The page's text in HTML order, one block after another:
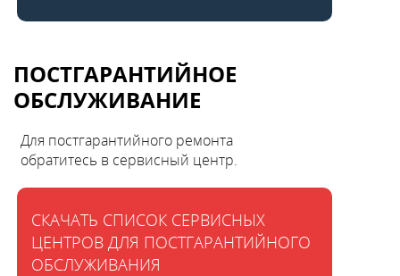
Сервис
Найти магазин
Найти
монтажника
Информация
ПОСТГАРАНТИЙНОЕ
ОБСЛУЖИВАНИЕ
Для постгарантийного ремонта
обратитесь в сервисный центр.
СКАЧАТЬ СПИСОК СЕРВИСНЫХ
ЦЕНТРОВ ДЛЯ ПОСТГАРАНТИЙНОГО
ОБСЛУЖИВАНИЯ